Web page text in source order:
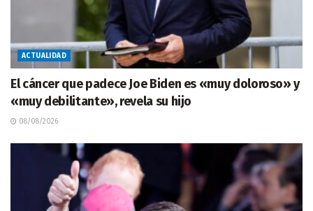
ACTUALIDAD
El cáncer que padece Joe Biden es «muy doloroso» y
«muy debilitante», revela su hijo
08/08/2026